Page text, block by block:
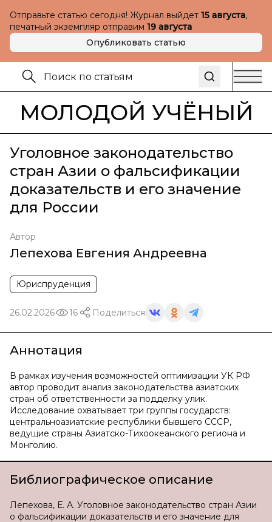
Отправьте статью сегодня! Журнал выйдет 15 августа,
печатный экземпляр отправим 19 августа
Опубликовать статью
МОЛОДОЙ УЧЁНЫЙ
Уголовное законодательство
стран Азии о фальсификации
доказательств и его значение
для России
Автор
Лепехова Евгения Андреевна
Юриспруденция
26.02.2026 16 Поделиться
Аннотация
В рамках изучения возможностей оптимизации УК РФ
автор проводит анализ законодательства азиатских
стран об ответственности за подделку улик.
Исследование охватывает три группы государств:
центральноазиатские республики бывшего СССР,
ведущие страны Азиатско-Тихоокеанского региона и
Монголию.
Библиографическое описание
Лепехова, Е. А. Уголовное законодательство стран Азии
о фальсификации доказательств и его значение для